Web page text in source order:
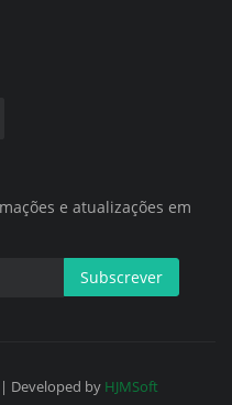
e atualizações em
Subscrever
Developed by HJMSoft